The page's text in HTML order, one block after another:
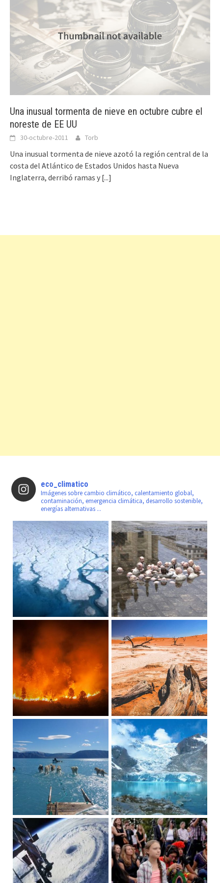
Una inusual tormenta de nieve en octubre cubre el
noreste de EE UU
30-octubre-2011 Torb
Una inusual tormenta de nieve azotó la región central de la
costa del Atlántico de Estados Unidos hasta Nueva
Inglaterra, derribó ramas y [...]
eco_climatico
Imágenes sobre cambio climático, calentamiento global,
contaminación, emergencia climática, desarrollo sostenible,
energías alternativas ...